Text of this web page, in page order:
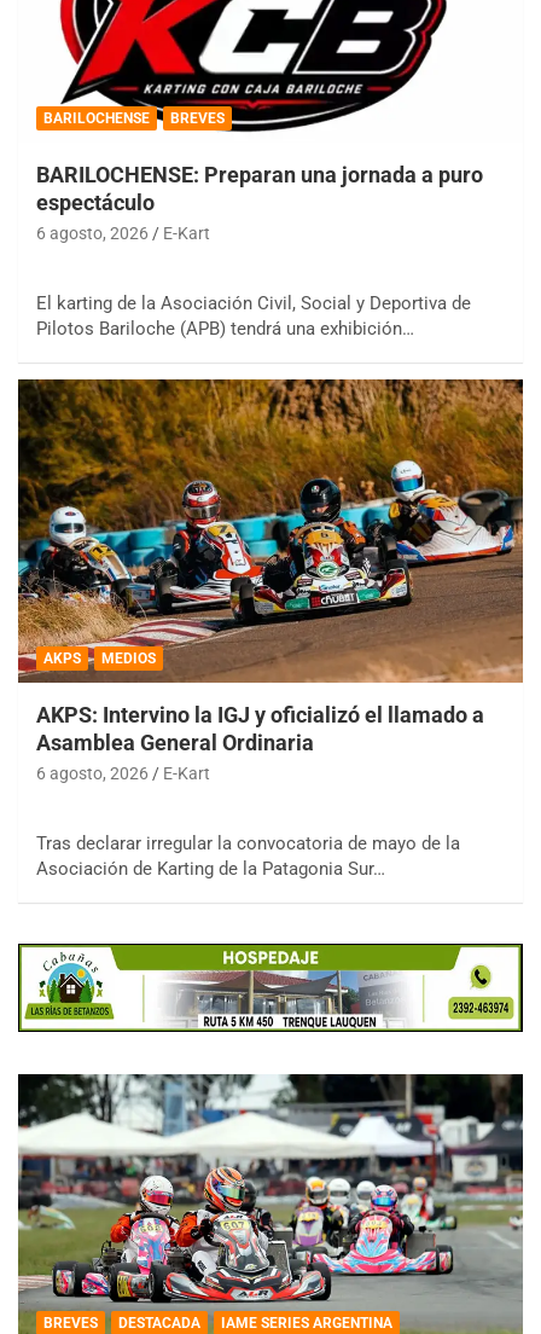
BARILOCHENSE BREVES
BARILOCHENSE: Preparan una jornada a puro
espectáculo
6 agosto, 2026 E-Kart
El karting de la Asociación Civil, Social y Deportiva de
Pilotos Bariloche (APB) tendrá una exhibición…
AKPS MEDIOS
AKPS: Intervino la IGJ y oficializó el llamado a
Asamblea General Ordinaria
6 agosto, 2026 E-Kart
Tras declarar irregular la convocatoria de mayo de la
Asociación de Karting de la Patagonia Sur…
BREVES DESTACADA
IAME SERIES ARGENTINA